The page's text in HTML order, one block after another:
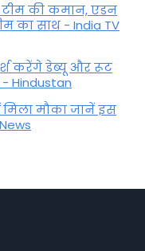
की कमान, एडन
का साथ - India TV
करेंगे डेब्यू और रूट
Hindustan
मिला मौका जानें इस